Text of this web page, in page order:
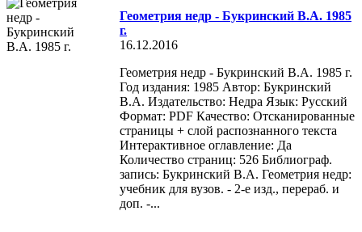
Геометрия недр - Букринский В.А. 1985
г.
16.12.2016
Геометрия недр - Букринский В.А. 1985 г.
Год издания: 1985 Автор: Букринский
В.А. Издательство: Недра Язык: Русский
Формат: PDF Качество: Отсканированные
страницы + слой распознанного текста
Интерактивное оглавление: Да
Количество страниц: 526 Библиограф.
запись: Букринский В.А. Геометрия недр:
учебник для вузов. - 2-е изд., перераб. и
доп. -...